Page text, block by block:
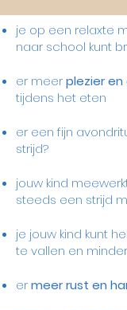
je op een relaxte
naar school kunt
er meerplezier en
tijdens het eten
er een fijn
strijd?
jouw kind
steeds een strijd
je jouw kind kunt
te vallen en
ermeer rust en